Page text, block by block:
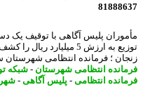
توزیع به ارزش 5 میلیارد
؛ فرمانده انتظامی شهرستان
انتظامی شهرستان-شبکه توزیع
انتظامی-پلیس آگاهی-